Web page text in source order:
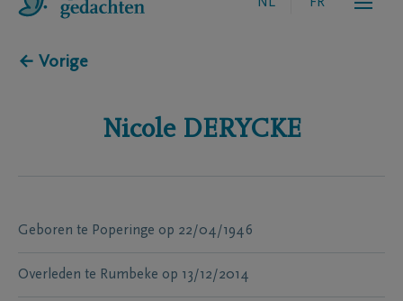
← Vorige
Nicole DERYCKE
Geboren te Poperinge op 22/04/1946
Overleden te Rumbeke op 13/12/2014